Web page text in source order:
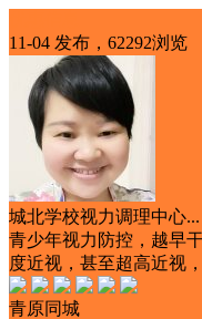
11-04 发布，62292浏览
城北学校视力调理中心...
青少年视力防控，越早
度近视，甚至超高近视，
青原同城